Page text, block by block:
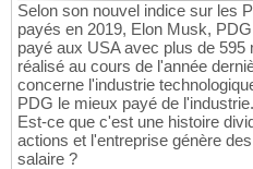
Selon son nouvel indice sur les
payés en 2019, Elon Musk,
payé aux USA avec plus de 595
réalisé au cours de l'année
concerne l'industrie
PDG le mieux payé de l'industrie.
Est-ce que c'est une histoire
actions et l'entreprise génère
salaire ?